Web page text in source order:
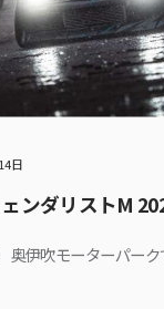
日
ンダリストM
奥伊吹モーターパー